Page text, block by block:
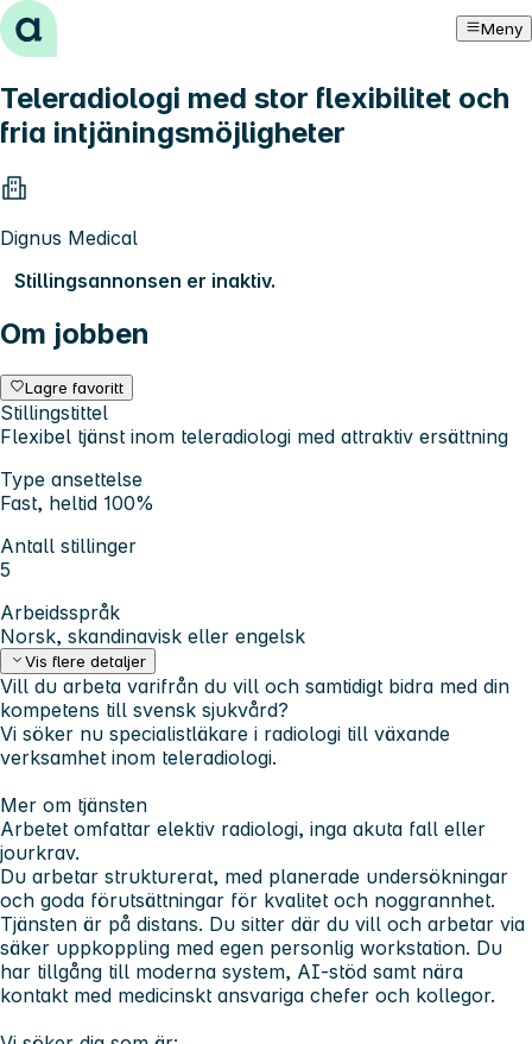
Hopp til innhold Meny
Teleradiologi med stor flexibilitet och
fria intjäningsmöjligheter
Dignus Medical
Stillingsannonsen er inaktiv.
Om jobben
Lagre favoritt
Stillingstittel
Flexibel tjänst inom teleradiologi med attraktiv ersättning
Type ansettelse
Fast, heltid 100%
Antall stillinger
5
Arbeidsspråk
Norsk, skandinavisk eller engelsk
Vis flere detaljer
Vill du arbeta varifrån du vill och samtidigt bidra med din
kompetens till svensk sjukvård?
Vi söker nu specialistläkare i radiologi till växande
verksamhet inom teleradiologi.
Mer om tjänsten
Arbetet omfattar elektiv radiologi, inga akuta fall eller
jourkrav.
Du arbetar strukturerat, med planerade undersökningar
och goda förutsättningar för kvalitet och noggrannhet.
Tjänsten är på distans. Du sitter där du vill och arbetar via
säker uppkoppling med egen personlig workstation. Du
har tillgång till moderna system, AI-stöd samt nära
kontakt med medicinskt ansvariga chefer och kollegor.